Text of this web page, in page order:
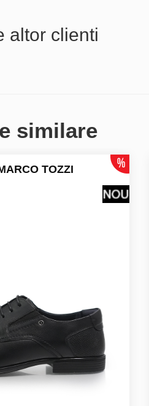
altor clienti
similare
TOZZI